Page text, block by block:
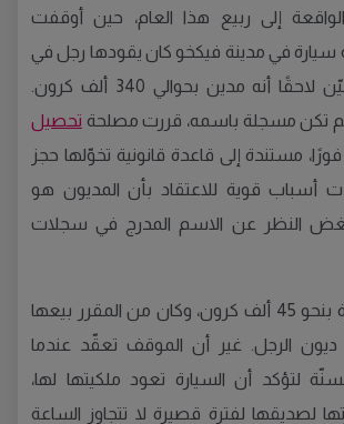
إلى ربيع هذا العام، حين أوقفت
سيارة في مدينة فيكخو كان يقودها رجل في
منتصف العمر، تبيّن لاحقًا أنه مدين بحوالي 340 ألف كرون.
لم تكن مسجلة باسمه، قررت مصلحة تحصيل
مستندة إلى قاعدة قانونية تخوّلها حجز
أسباب قوية للاعتقاد بأن المديون هو
بغض النظر عن الاسم المدرج في سجلات
تقدّر قيمة السيارة بنحو 45 ألف كرون، وكان من المقرر بيعها
الرجل. غير أن الموقف تعقّد عندما
لتؤكد أن السيارة تعود ملكيتها لها،
لصديقها لفترة قصيرة لا تتجاوز الساعة